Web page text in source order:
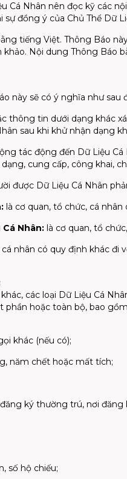
Cá Nhân nên đọc kỹ các
sự đồng ý của Chủ Thể Dữ
tiếng Việt. Thông Báo
Nội dung Thông Báo
này sẽ có ý nghĩa như sau
thông tin dưới dạng khác
sau khi khử nhận dạng
tác động đến Dữ Liệu
cung cấp, công khai,
được Dữ Liệu Cá Nhân
là cơ quan, tổ chức, cá
Cá Nhân: là cơ quan, tổ
nhân có quy định khác đi
các loại Dữ Liệu Cá
phần hoặc toàn bộ, bao
khác (nếu có);
năm chết hoặc mất tích;
ký thường trú, nơi
số hộ chiếu;